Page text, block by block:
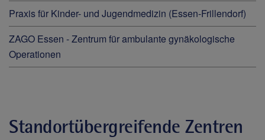
Praxis für Kinder- und Jugendmedizin (Essen-Frillendorf)
ZAGO Essen - Zentrum für ambulante gynäkologische
Operationen
Standortübergreifende Zentren